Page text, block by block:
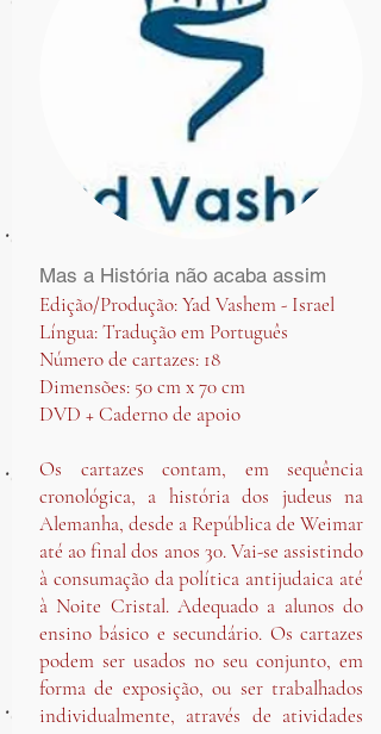
Mas a História não acaba assim
Edição/Produção: Yad Vashem - Israel
Língua: Tradução em Português
Número de cartazes: 18
Dimensões: 50 cm x 70 cm
DVD + Caderno de apoio
Os cartazes contam, em sequência
cronológica, a história dos judeus na
Alemanha, desde a República de Weimar
até ao final dos anos 30. Vai-se assistindo
à consumação da política antijudaica até
à Noite Cristal. Adequado a alunos do
ensino básico e secundário. Os cartazes
podem ser usados no seu conjunto, em
forma de exposição, ou ser trabalhados
individualmente, através de atividades